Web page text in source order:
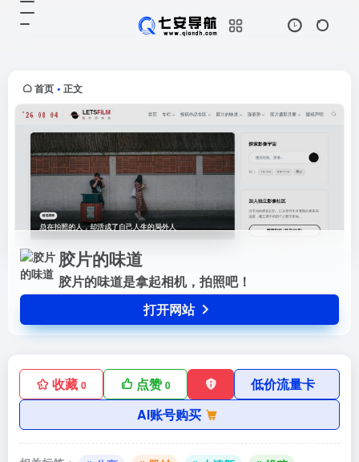
首页 • 正文
胶片的味道
胶片的味道是拿起相机，拍照吧！
打开网站
收藏 0 点赞0
低价流量卡
AI账号购买